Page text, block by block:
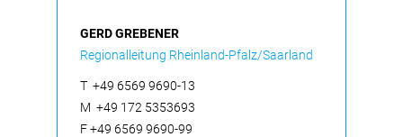
GERD GREBENER
Regionalleitung Rheinland-Pfalz/Saarland
T +49 6569 9690-13
M +49 172 5353693
F+49 6569 9690-99